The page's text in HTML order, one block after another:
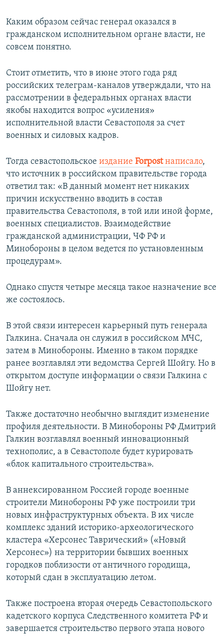
Каким образом сейчас генерал оказался в
гражданском исполнительном органе власти, не
совсем понятно.
Стоит отметить, что в июне этого года ряд
российских телеграм-каналов утверждали, что на
рассмотрении в федеральных органах власти
якобы находится вопрос «усиления»
исполнительной власти Севастополя за счет
военных и силовых кадров.
Тогда севастопольское издание Forpostнаписало,
что источник в российском правительстве города
ответил так: «В данный момент нет никаких
причин искусственно вводить в состав
правительства Севастополя, в той или иной форме,
военных специалистов. Взаимодействие
гражданской администрации, ЧФ РФ и
Минобороны в целом ведется по установленным
процедурам».
Однако спустя четыре месяца такое назначение все
же состоялось.
В этой связи интересен карьерный путь генерала
Галкина. Сначала он служил в российском МЧС,
затем в Минобороны. Именно в таком порядке
ранее возглавлял эти ведомства Сергей Шойгу. Но в
открытом доступе информации о связи Галкина с
Шойгу нет.
Также достаточно необычно выглядит изменение
профиля деятельности. В Минобороны РФ Дмитрий
Галкин возглавлял военный инновационный
технополис, а в Севастополе будет курировать
«блок капитального строительства».
В аннексированном Россией городе военные
строители Минобороны РФ уже построили три
новых инфраструктурных объекта. В их числе
комплекс зданий историко-археологического
кластера «Херсонес Таврический» («Новый
Херсонес») на территории бывших военных
городков поблизости от античного городища,
который сдан в эксплуатацию летом.
Также построена вторая очередь Севастопольского
кадетского корпуса Следственного комитета РФ и
завершается строительство первого этапа нового